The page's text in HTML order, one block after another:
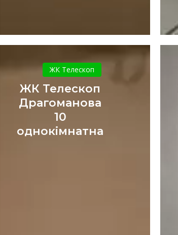
Телескоп
Драгоманова
10
однокімнатна
ЖК Телескоп
ЖК Телескоп
Драгоманова
10
однокімнатна